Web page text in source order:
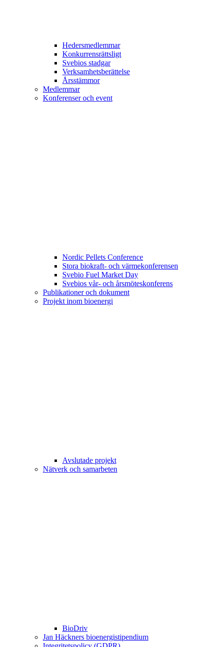
Hedersmedlemmar
Konkurrensrättsligt
Svebios stadgar
Verksamhetsberättelse
Årsstämmor
Medlemmar
Konferenser och event
Nordic Pellets Conference
Stora biokraft- och värmekonferensen
Svebio Fuel Market Day
Svebios vår- och årsmöteskonferens
Publikationer och dokument
Projekt inom bioenergi
Avslutade projekt
Nätverk och samarbeten
BioDriv
Jan Häckners bioenergistipendium